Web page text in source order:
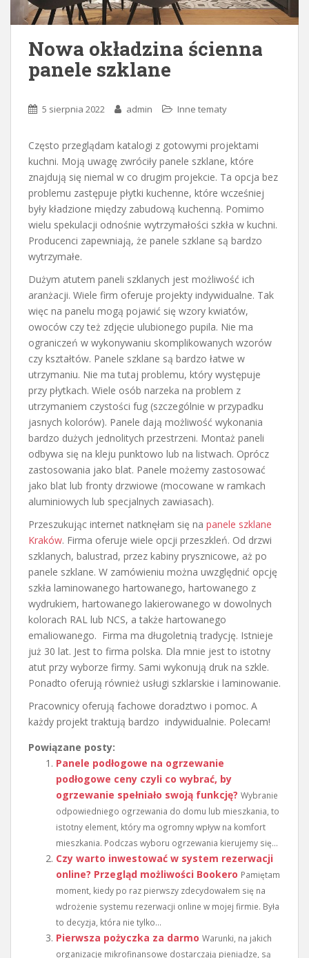
Nowa okładzina ścienna
panele szklane
5 sierpnia 2022 admin Inne tematy
Często przeglądam katalogi z gotowymi projektami
kuchni. Moją uwagę zwróciły panele szklane, które
znajdują się niemal w co drugim projekcie. Ta opcja bez
problemu zastępuje płytki kuchenne, które wcześniej
były kładzione między zabudową kuchenną. Pomimo
wielu spekulacji odnośnie wytrzymałości szkła w kuchni.
Producenci zapewniają, że panele szklane są bardzo
wytrzymałe.
Dużym atutem paneli szklanych jest możliwość ich
aranżacji. Wiele firm oferuje projekty indywidualne. Tak
więc na panelu mogą pojawić się wzory kwiatów,
owoców czy też zdjęcie ulubionego pupila. Nie ma
ograniczeń w wykonywaniu skomplikowanych wzorów
czy kształtów. Panele szklane są bardzo łatwe w
utrzymaniu. Nie ma tutaj problemu, który występuje
przy płytkach. Wiele osób narzeka na problem z
utrzymaniem czystości fug (szczególnie w przypadku
jasnych kolorów). Panele dają możliwość wykonania
bardzo dużych jednolitych przestrzeni. Montaż paneli
odbywa się na kleju punktowo lub na listwach. Oprócz
zastosowania jako blat. Panele możemy zastosować
jako blat lub fronty drzwiowe (mocowane w ramkach
aluminiowych lub specjalnych zawiasach).
Przeszukując internet natknęłam się na panele szklane
Kraków. Firma oferuje wiele opcji przeszkleń. Od drzwi
szklanych, balustrad, przez kabiny prysznicowe, aż po
panele szklane. W zamówieniu można uwzględnić opcję
szkła laminowanego hartowanego, hartowanego z
wydrukiem, hartowanego lakierowanego w dowolnych
kolorach RAL lub NCS, a także hartowanego
emaliowanego. Firma ma długoletnią tradycję. Istnieje
już 30 lat. Jest to firma polska. Dla mnie jest to istotny
atut przy wyborze firmy. Sami wykonują druk na szkle.
Ponadto oferują również usługi szklarskie i laminowanie.
Pracownicy oferują fachowe doradztwo i pomoc. A
każdy projekt traktują bardzo indywidualnie. Polecam!
Powiązane posty:
Panele podłogowe na ogrzewanie
podłogowe ceny czyli co wybrać, by
ogrzewanie spełniało swoją funkcję? Wybranie
odpowiedniego ogrzewania do domu lub mieszkania, to
istotny element, który ma ogromny wpływ na komfort
mieszkania. Podczas wyboru ogrzewania kierujemy się...
Czy warto inwestować w system rezerwacji
online? Przegląd możliwości Bookero Pamiętam
moment, kiedy po raz pierwszy zdecydowałem się na
wdrożenie systemu rezerwacji online w mojej firmie. Była
to decyzja, która nie tylko...
Pierwsza pożyczka za darmo Warunki, na jakich
organizacje mikrofinansowe dostarczają pieniądze, są